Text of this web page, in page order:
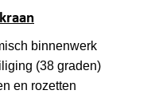
binnenwerk
(38 graden)
en rozetten